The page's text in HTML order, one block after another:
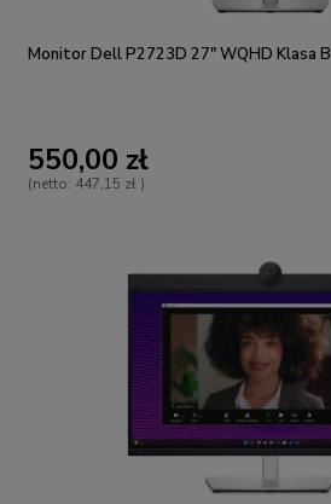
Monitor Dell P2723D 27" WQHD Klasa B
550,00 zł
(netto: 447,15 zł )